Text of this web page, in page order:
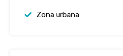
Zona urbana